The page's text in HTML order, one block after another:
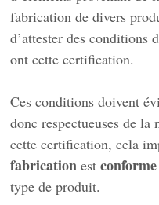
fabrication de divers
d’attester des conditions
ont cette certification.
Ces conditions doivent
donc respectueuses de la
cette certification, cela
fabrication estconforme
type de produit.